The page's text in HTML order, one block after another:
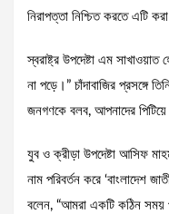
নিরাপত্তা নিশ্চিত করতে এটি
স্বরাষ্ট্র উপদেষ্টা এম
না পড়ে।” চাঁদাবাজির প্রসঙ্গে
জনগণকে বলব, আপনাদের
যুব ও ক্রীড়া উপদেষ্টা আসিফ
নাম পরিবর্তন করে ‘বাংলাদেশ
বলেন, “আমরা একটি কঠিন